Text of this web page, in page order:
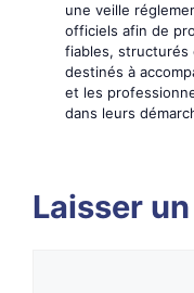
une veille
officiels afin de
fiables, structurés
destinés à
et les
dans leurs
Laisser